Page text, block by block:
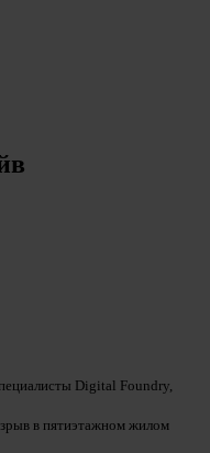
Digital Foundry,
в пятиэтажном жилом